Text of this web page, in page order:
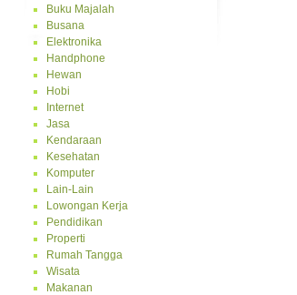
Buku Majalah
Busana
Elektronika
Handphone
Hewan
Hobi
Internet
Jasa
Kendaraan
Kesehatan
Komputer
Lain-Lain
Lowongan Kerja
Pendidikan
Properti
Rumah Tangga
Wisata
Makanan